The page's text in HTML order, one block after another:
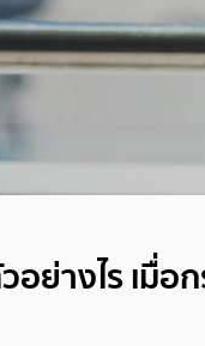
ย่างไร เมื่อ